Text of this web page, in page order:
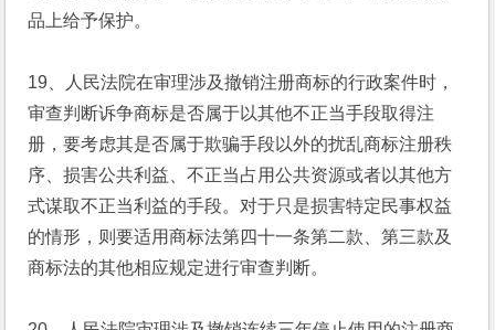
品上给予保护。
19、人民法院在审理涉及撤销注册商标的行政案件时，
审查判断诉争商标是否属于以其他不正当手段取得注
册，要考虑其是否属于欺骗手段以外的扰乱商标注册秩
序、损害公共利益、不正当占用公共资源或者以其他方
式谋取不正当利益的手段。对于只是损害特定民事权益
的情形，则要适用商标法第四十一条第二款、第三款及
商标法的其他相应规定进行审查判断。